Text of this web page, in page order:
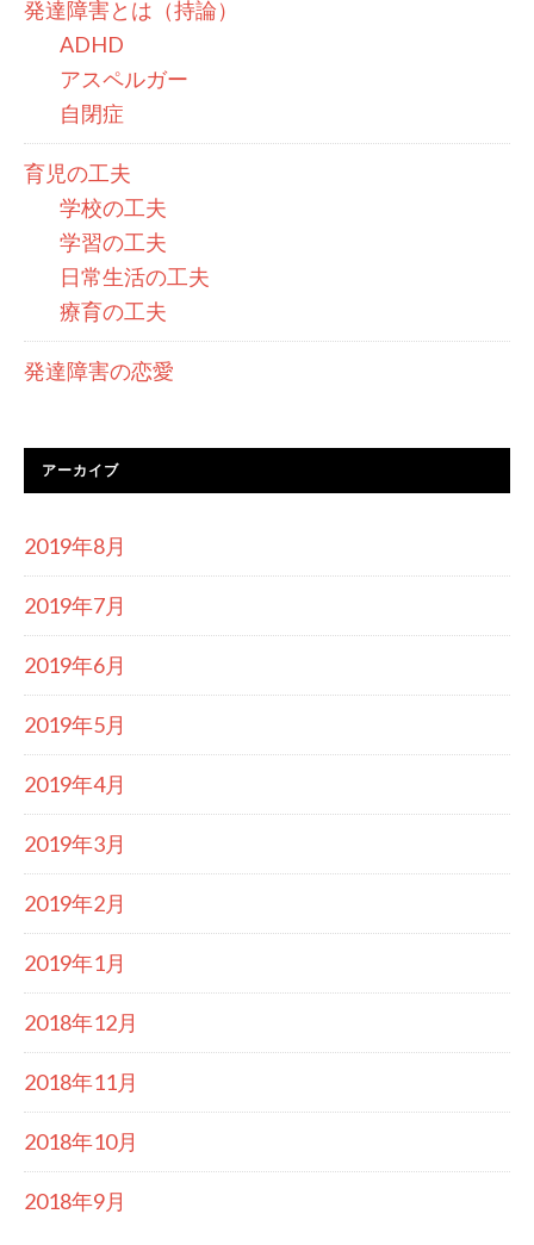
発達障害とは（持論）
ADHD
アスペルガー
自閉症
育児の工夫
学校の工夫
学習の工夫
日常生活の工夫
療育の工夫
発達障害の恋愛
アーカイブ
2019年8月
2019年7月
2019年6月
2019年5月
2019年4月
2019年3月
2019年2月
2019年1月
2018年12月
2018年11月
2018年10月
2018年9月